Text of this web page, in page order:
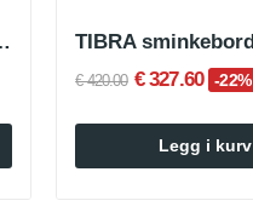
trespeil
€ 420.00 € 327.60 -22%
Legg i kurv